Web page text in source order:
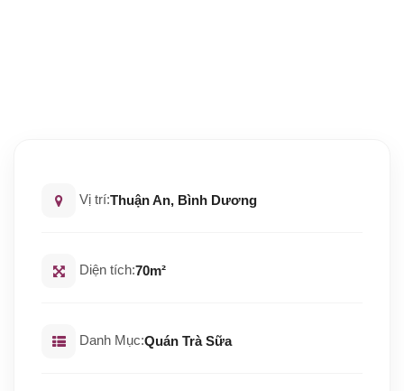
Vị trí:Thuận An, Bình Dương
Diện tích:70m²
Danh Mục:Quán Trà Sữa